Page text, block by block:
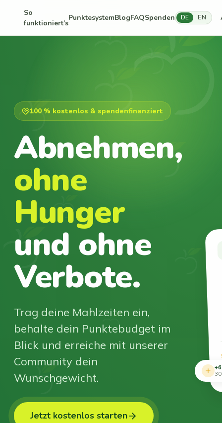
So
funktioniert’s
PunktesystemBlogFAQSpenden DE EN
100 % kostenlos & spendenfinanziert
Abnehmen,
ohne
Hunger
und ohne
Verbote.
Trag deine Mahlzeiten ein,
behalte dein Punktebudget im
Blick und erreiche mit unserer
Community dein
Wunschgewicht.
Jetzt kostenlos starten